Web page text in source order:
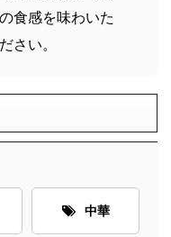
食感を味わいた
さい。
中華